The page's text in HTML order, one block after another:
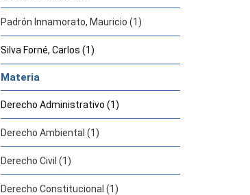
Padrón Innamorato, Mauricio (1)
Silva Forné, Carlos (1)
Materia
Derecho Administrativo (1)
Derecho Ambiental (1)
Derecho Civil (1)
Derecho Constitucional (1)